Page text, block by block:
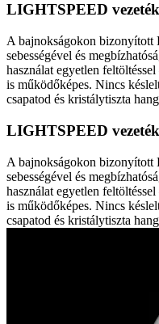
LIGHTSPEED
A bajnokságokon
sebességével és
használat egyetlen
is működőképes. Nincs
csapatod és kristálytiszta
LIGHTSPEED
A bajnokságokon
sebességével és
használat egyetlen
is működőképes. Nincs
csapatod és kristálytiszta